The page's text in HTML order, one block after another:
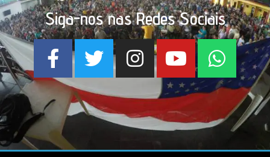
Siga-nos nas Redes Sociais